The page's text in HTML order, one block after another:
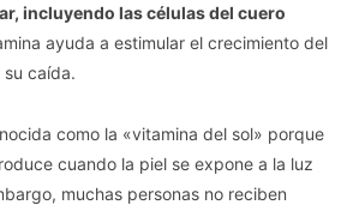
incluyendo las células del cuero
ayuda a estimular el crecimiento del
caída.
como la «vitamina del sol» porque
cuando la piel se expone a la luz
muchas personas no reciben